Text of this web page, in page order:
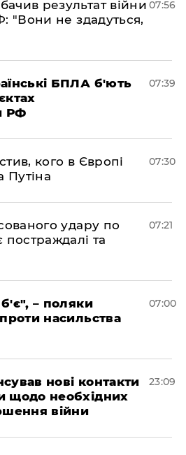
результат війни
"Вони не здадуться,
07:56
БПЛА б'ють
РФ
07:39
кого в Європі
Путіна
07:30
удару по
та
07:21
– поляки
насильства
07:00
нові контакти
щодо необхідних
війни
23:09